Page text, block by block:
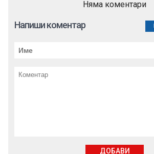
Няма коментари
Напиши коментар
ДОБАВИ